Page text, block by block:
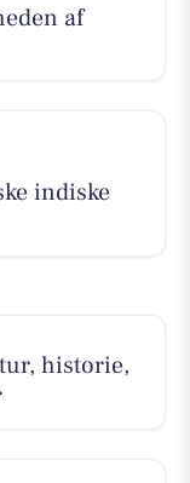
af
indiske
historie,